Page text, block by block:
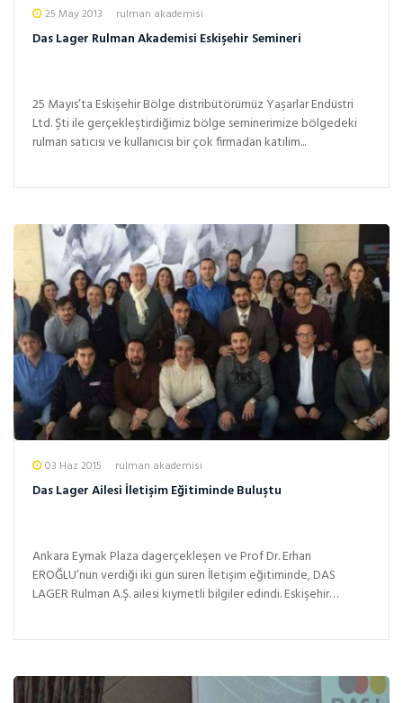
25 May 2013 rulman akademisi
Das Lager Rulman Akademisi Eskişehir Semineri
25 Mayıs’ta Eskişehir Bölge distribütörümüz Yaşarlar Endüstri
Ltd. Şti ile gerçekleştirdiğimiz bölge seminerimize bölgedeki
rulman satıcısı ve kullanıcısı bir çok firmadan katılım...
03 Haz 2015 rulman akademisi
Das Lager Ailesi İletişim Eğitiminde Buluştu
Ankara Eymak Plaza dagerçekleşen ve Prof Dr. Erhan
EROĞLU’nun verdiği iki gün süren İletişim eğitiminde, DAS
LAGER Rulman A.Ş. ailesi kıymetli bilgiler edindi. Eskişehir